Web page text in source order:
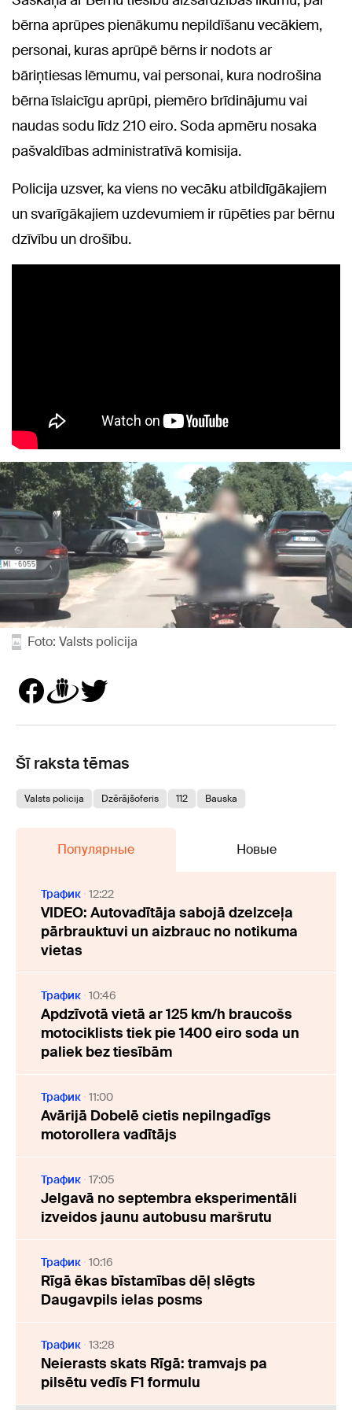
bērna aprūpes pienākumu nepildīšanu vecākiem,
personai, kuras aprūpē bērns ir nodots ar
bāriņtiesas lēmumu, vai personai, kura nodrošina
bērna īslaicīgu aprūpi, piemēro brīdinājumu vai
naudas sodu līdz 210 eiro. Soda apmēru nosaka
pašvaldības administratīvā komisija.
Policija uzsver, ka viens no vecāku atbildīgākajiem
un svarīgākajiem uzdevumiem ir rūpēties par bērnu
dzīvību un drošību.
Foto: Valsts policija
Šī raksta tēmas
Valsts policija Dzērājšoferis 112 Bauska
Популярные Новые
Трафик 12:22
VIDEO: Autovadītāja sabojā dzelzceļa
pārbrauktuvi un aizbrauc no notikuma
vietas
Трафик 10:46
Apdzīvotā vietā ar 125 km/h braucošs
motociklists tiek pie 1400 eiro soda un
paliek bez tiesībām
Трафик 11:00
Avārijā Dobelē cietis nepilngadīgs
motorollera vadītājs
Трафик 17:05
Jelgavā no septembra eksperimentāli
izveidos jaunu autobusu maršrutu
Трафик 10:16
Rīgā ēkas bīstamības dēļ slēgts
Daugavpils ielas posms
Трафик 13:28
Neierasts skats Rīgā: tramvajs pa
pilsētu vedīs F1 formulu